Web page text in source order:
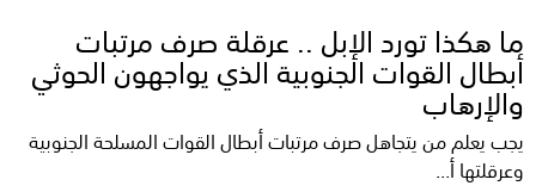
ما هكذا تورد الإبل .. عرقلة صرف مرتبات
أبطال القوات الجنوبية الذي يواجهون الحوثي
والإرهاب
يجب يعلم من يتجاهل صرف مرتبات أبطال القوات المسلحة الجنوبية
وعرقلتها أ...